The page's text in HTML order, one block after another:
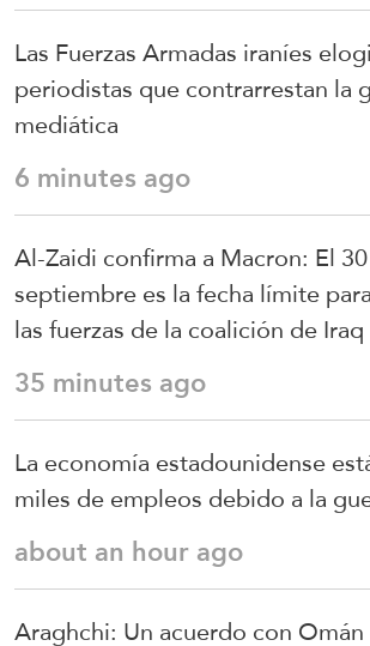
Las Fuerzas Armadas iraníes
periodistas que contrarrestan la
mediática
6 minutes ago
Al-Zaidi confirma a Macron: El
septiembre es la fecha límite
las fuerzas de la coalición de Iraq
35 minutes ago
La economía estadounidense
miles de empleos debido a la
about an hour ago
Araghchi: Un acuerdo con